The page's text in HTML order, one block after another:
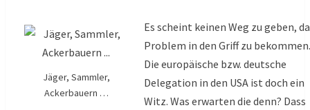
Jäger, Sammler,
Ackerbauern …
Es scheint keinen Weg zu geben,
Problem in den Griff zu bekommen.
Die europäische bzw. deutsche
Delegation in den USA ist doch ein
Witz. Was erwarten die denn? Dass